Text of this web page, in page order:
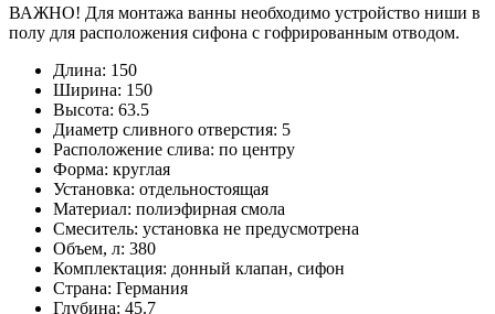
ВАЖНО! Для монтажа ванны необходимо устройство ниши в
полу для расположения сифона с гофрированным отводом.
Длина: 150
Ширина: 150
Высота: 63.5
Диаметр сливного отверстия: 5
Расположение слива: по центру
Форма: круглая
Установка: отдельностоящая
Материал: полиэфирная смола
Смеситель: установка не предусмотрена
Объем, л: 380
Комплектация: донный клапан, сифон
Страна: Германия
Глубина: 45.7